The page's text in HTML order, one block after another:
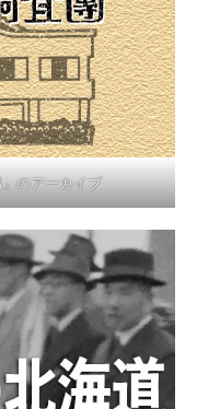
のアーカイブ